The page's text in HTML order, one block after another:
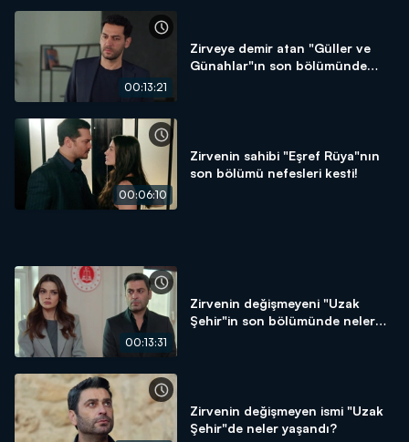
00:13:21
Zirveye demir atan "Güller ve
Günahlar"ın son bölümünde
00:06:10
Zirvenin sahibi "Eşref Rüya"nın
son bölümü nefesleri kesti!
00:13:31
Zirvenin değişmeyeni "Uzak
Şehir"in son bölümünde neler
Zirvenin değişmeyen ismi "Uzak
Şehir"de neler yaşandı?